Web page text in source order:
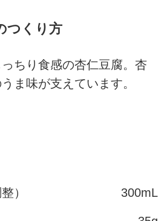
つくり方
ちり食感の杏仁豆腐。杏
ま味が支えています。
） 300mL